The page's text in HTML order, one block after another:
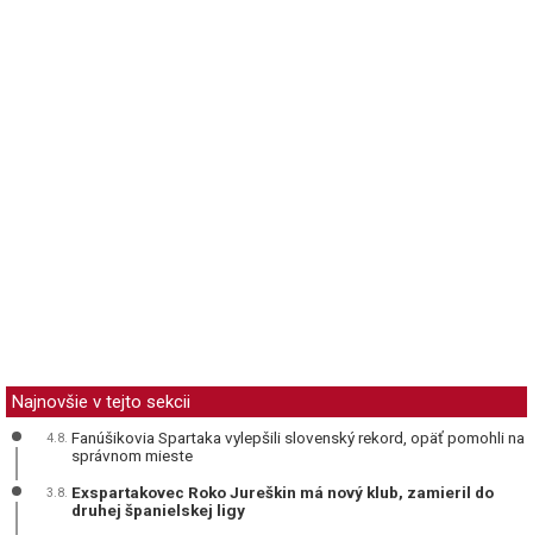
Najnovšie v tejto sekcii
4.8. Fanúšikovia Spartaka vylepšili slovenský rekord, opäť pomohli na
správnom mieste
3.8. Exspartakovec Roko Jureškin má nový klub, zamieril do
druhej španielskej ligy